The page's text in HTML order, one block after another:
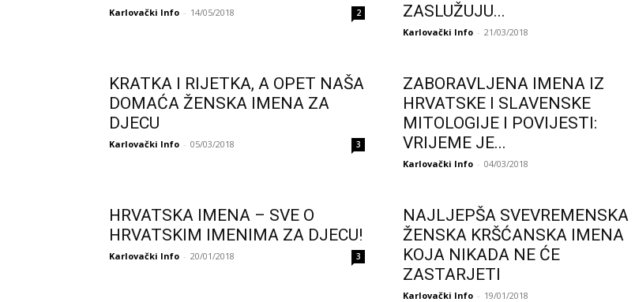
Karlovački Info - 14/05/2018 2
ZASLUŽUJU...
Karlovački Info - 21/03/2018
KRATKA I RIJETKA, A OPET NAŠA
DOMAĆA ŽENSKA IMENA ZA
DJECU
Karlovački Info - 05/03/2018 3
ZABORAVLJENA IMENA IZ
HRVATSKE I SLAVENSKE
MITOLOGIJE I POVIJESTI:
VRIJEME JE...
Karlovački Info - 04/03/2018
HRVATSKA IMENA – SVE O
HRVATSKIM IMENIMA ZA DJECU!
Karlovački Info - 20/01/2018 3
NAJLJEPŠA SVEVREMENSKA
ŽENSKA KRŠĆANSKA IMENA
KOJA NIKADA NE ĆE
ZASTARJETI
Karlovački Info - 19/01/2018